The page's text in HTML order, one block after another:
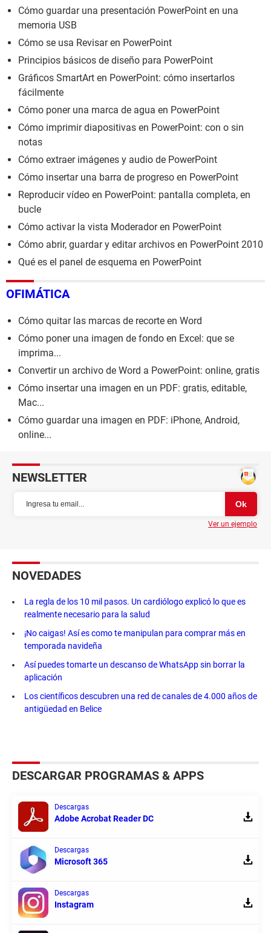
Cómo guardar una presentación PowerPoint en una
memoria USB
Cómo se usa Revisar en PowerPoint
Principios básicos de diseño para PowerPoint
Gráficos SmartArt en PowerPoint: cómo insertarlos
fácilmente
Cómo poner una marca de agua en PowerPoint
Cómo imprimir diapositivas en PowerPoint: con o sin
notas
Cómo extraer imágenes y audio de PowerPoint
Cómo insertar una barra de progreso en PowerPoint
Reproducir vídeo en PowerPoint: pantalla completa, en
bucle
Cómo activar la vista Moderador en PowerPoint
Cómo abrir, guardar y editar archivos en PowerPoint 2010
Qué es el panel de esquema en PowerPoint
OFIMÁTICA
Cómo quitar las marcas de recorte en Word
Cómo poner una imagen de fondo en Excel: que se
imprima...
Convertir un archivo de Word a PowerPoint: online, gratis
Cómo insertar una imagen en un PDF: gratis, editable,
Mac...
Cómo guardar una imagen en PDF: iPhone, Android,
online...
NEWSLETTER
Ver un ejemplo
NOVEDADES
La regla de los 10 mil pasos. Un cardiólogo explicó lo que es
realmente necesario para la salud
¡No caigas! Así es como te manipulan para comprar más en
temporada navideña
Así puedes tomarte un descanso de WhatsApp sin borrar la
aplicación
Los científicos descubren una red de canales de 4.000 años de
antigüedad en Belice
DESCARGAR PROGRAMAS & APPS
Descargas
Adobe Acrobat Reader DC
Descargas
Microsoft 365
Descargas
Instagram